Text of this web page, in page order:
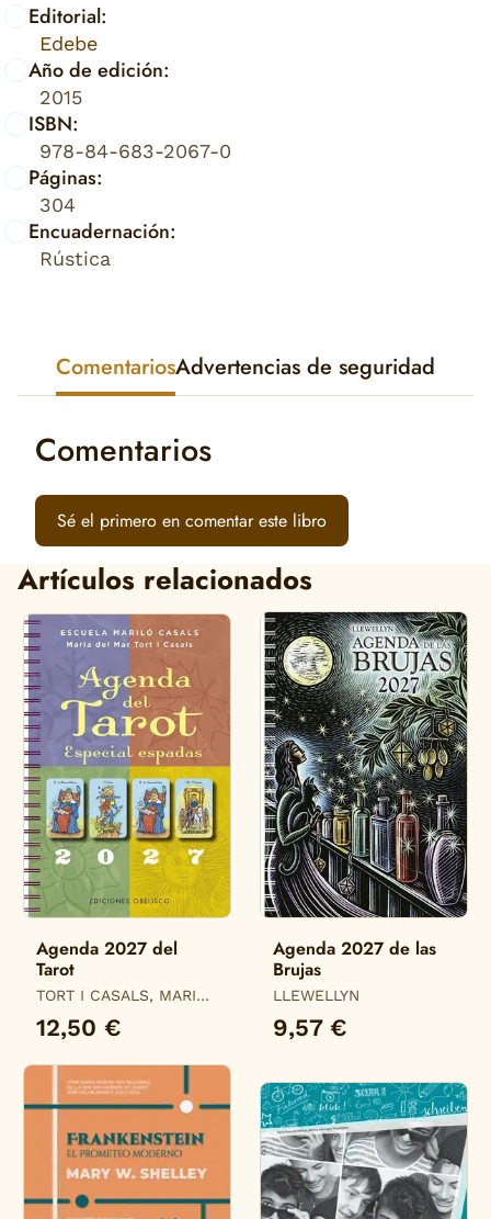
Editorial:
Edebe
Año de edición:
2015
ISBN:
978-84-683-2067-0
Páginas:
304
Encuadernación:
Rústica
ComentariosAdvertencias de seguridad
Comentarios
Sé el primero en comentar este libro
Artículos relacionados
Agenda 2027 del
Tarot
TORT I CASALS, MARIA
DEL MAR
12,50 €
Agenda 2027 de las
Brujas
LLEWELLYN
9,57 €